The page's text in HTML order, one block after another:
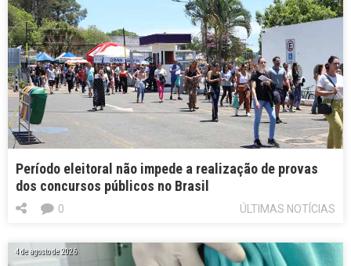
Período eleitoral não impede a realização de provas
dos concursos públicos no Brasil
ÚLTIMAS NOTÍCIAS
0
4 de agosto de 2026